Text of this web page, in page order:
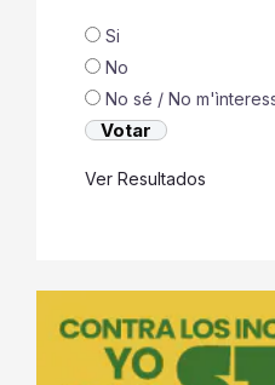
Si
No
No sé / No
Ver Resultados